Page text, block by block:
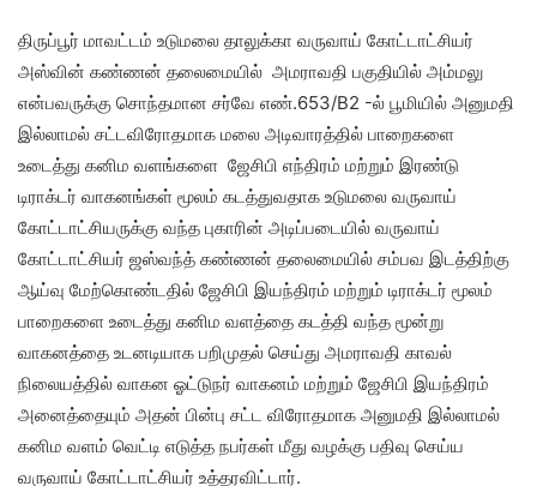
திருப்பூர் மாவட்டம் உடுமலை தாலுக்கா வருவாய் கோட்டாட்சியர்
அஸ்வின் கண்ணன் தலைமையில் அமராவதி பகுதியில் அம்மலு
என்பவருக்கு சொந்தமான சர்வே எண்.653/B2 -ல் பூமியில் அனுமதி
இல்லாமல் சட்டவிரோதமாக மலை அடிவாரத்தில் பாறைகளை
உடைத்து கனிம வளங்களை ஜேசிபி எந்திரம் மற்றும் இரண்டு
டிராக்டர் வாகனங்கள் மூலம் கடத்துவதாக உடுமலை வருவாய்
கோட்டாட்சியருக்கு வந்த புகாரின் அடிப்படையில் வருவாய்
கோட்டாட்சியர் ஜஸ்வந்த் கண்ணன் தலைமையில் சம்பவ இடத்திற்கு
ஆய்வு மேற்கொண்டதில் ஜேசிபி இயந்திரம் மற்றும் டிராக்டர் மூலம்
பாறைகளை உடைத்து கனிம வளத்தை கடத்தி வந்த மூன்று
வாகனத்தை உடனடியாக பறிமுதல் செய்து அமராவதி காவல்
நிலையத்தில் வாகன ஓட்டுநர் வாகனம் மற்றும் ஜேசிபி இயந்திரம்
அனைத்தையும் அதன் பின்பு சட்ட விரோதமாக அனுமதி இல்லாமல்
கனிம வளம் வெட்டி எடுத்த நபர்கள் மீது வழக்கு பதிவு செய்ய
வருவாய் கோட்டாட்சியர் உத்தரவிட்டார்.